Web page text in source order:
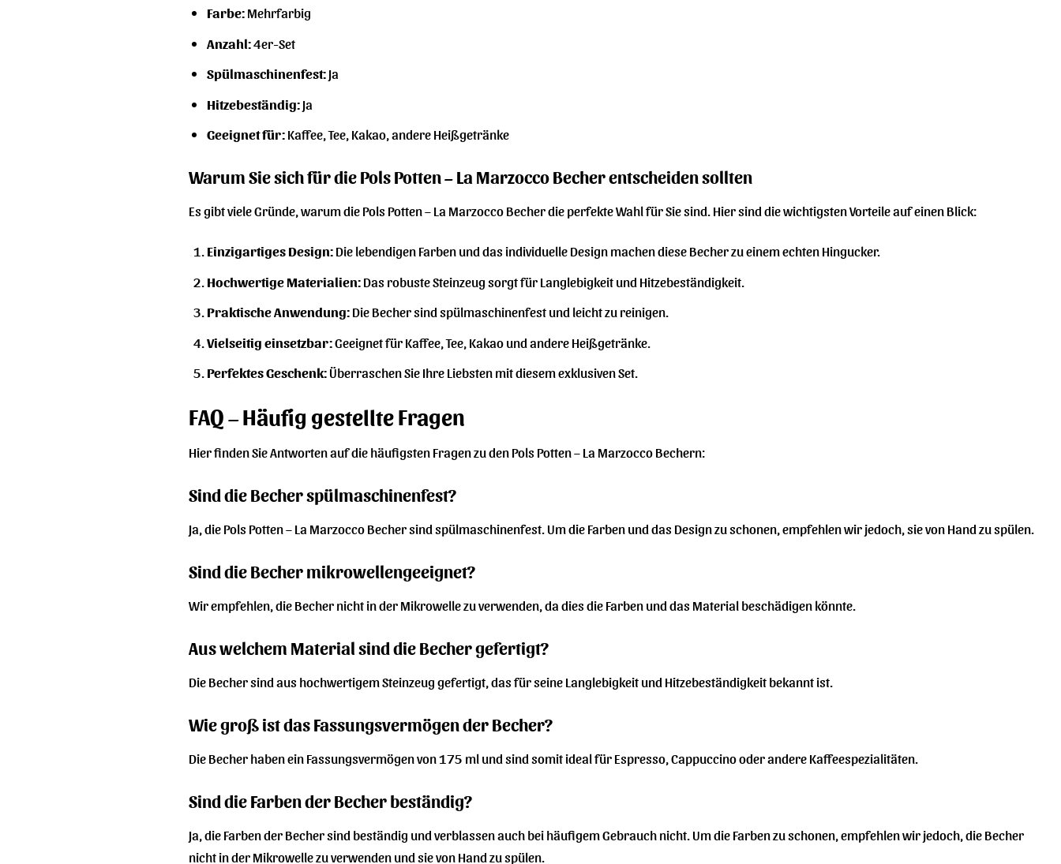
Farbe:Mehrfarbig
Anzahl:4er-Set
Spülmaschinenfest:Ja
Hitzebeständig:Ja
Geeignet für:Kaffee, Tee, Kakao, andere Heißgetränke
Warum Sie sich für die Pols Potten – La Marzocco Becher entscheiden sollten
Es gibt viele Gründe, warum die Pols Potten – La Marzocco Becher die perfekte Wahl für Sie sind. Hier sind die wichtigsten Vorteile auf einen Blick:
Einzigartiges Design:Die lebendigen Farben und das individuelle Design machen diese Becher zu einem echten Hingucker.
Hochwertige Materialien:Das robuste Steinzeug sorgt für Langlebigkeit und Hitzebeständigkeit.
Praktische Anwendung:Die Becher sind spülmaschinenfest und leicht zu reinigen.
Vielseitig einsetzbar:Geeignet für Kaffee, Tee, Kakao und andere Heißgetränke.
Perfektes Geschenk:Überraschen Sie Ihre Liebsten mit diesem exklusiven Set.
FAQ – Häufig gestellte Fragen
Hier finden Sie Antworten auf die häufigsten Fragen zu den Pols Potten – La Marzocco Bechern:
Sind die Becher spülmaschinenfest?
Ja, die Pols Potten – La Marzocco Becher sind spülmaschinenfest. Um die Farben und das Design zu schonen, empfehlen wir jedoch, sie von Hand zu spülen.
Sind die Becher mikrowellengeeignet?
Wir empfehlen, die Becher nicht in der Mikrowelle zu verwenden, da dies die Farben und das Material beschädigen könnte.
Aus welchem Material sind die Becher gefertigt?
Die Becher sind aus hochwertigem Steinzeug gefertigt, das für seine Langlebigkeit und Hitzebeständigkeit bekannt ist.
Wie groß ist das Fassungsvermögen der Becher?
Die Becher haben ein Fassungsvermögen von 175 ml und sind somit ideal für Espresso, Cappuccino oder andere Kaffeespezialitäten.
Sind die Farben der Becher beständig?
Ja, die Farben der Becher sind beständig und verblassen auch bei häufigem Gebrauch nicht. Um die Farben zu schonen, empfehlen wir jedoch, die Becher
nicht in der Mikrowelle zu verwenden und sie von Hand zu spülen.